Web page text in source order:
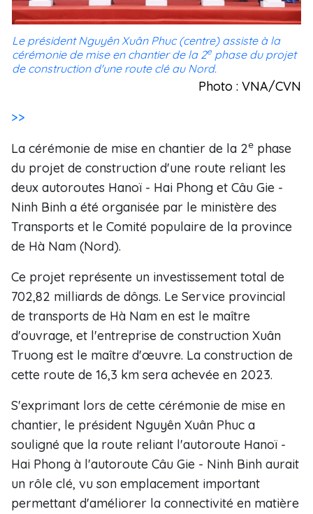
Le président Nguyên Xuân Phuc (centre) assiste à la
cérémonie de mise en chantier de la 2e phase du projet
de construction d'une route clé au Nord.
Photo : VNA/CVN
>>
La cérémonie de mise en chantier de la 2e phase
du projet de construction d'une route reliant les
deux autoroutes Hanoï - Hai Phong et Câu Gie -
Ninh Binh a été organisée par le ministère des
Transports et le Comité populaire de la province
de Hà Nam (Nord).
Ce projet représente un investissement total de
702,82 milliards de dôngs. Le Service provincial
de transports de Hà Nam en est le maître
d'ouvrage, et l'entreprise de construction Xuân
Truong est le maître d'œuvre. La construction de
cette route de 16,3 km sera achevée en 2023.
S'exprimant lors de cette cérémonie de mise en
chantier, le président Nguyên Xuân Phuc a
souligné que la route reliant l'autoroute Hanoï -
Hai Phong à l'autoroute Câu Gie - Ninh Binh aurait
un rôle clé, vu son emplacement important
permettant d'améliorer la connectivité en matière